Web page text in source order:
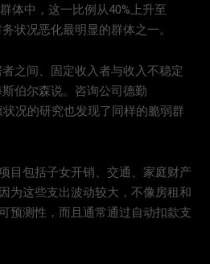
体中，这一比例从40%上升至
状况恶化最明显的群体之一。
之间、固定收入者与收入不稳定
伯尔森说。咨询公司德勤
状况的研究也发现了同样的脆弱群
目包括子女开销、交通、家庭财产
为这些支出波动较大，不像房租和
预测性，而且通常通过自动扣款支